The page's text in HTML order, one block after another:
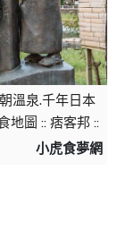
溫泉.千年日本
地圖 :: 痞客邦 ::
小虎食夢網